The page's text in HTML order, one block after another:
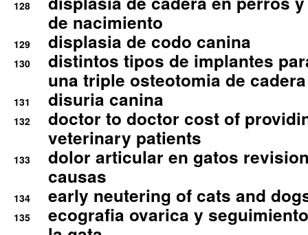
128
de nacimiento
129 displasia de codo canina
130
distintos tipos de implantes
una triple osteotomia de cadera
131 disuria canina
132
doctor to doctor cost of
veterinary patients
133
dolor articular en gatos
causas
134 early neutering of cats and
135
ecografia ovarica y